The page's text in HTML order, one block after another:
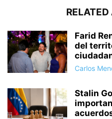
Farid
del
Carlos
Stalin